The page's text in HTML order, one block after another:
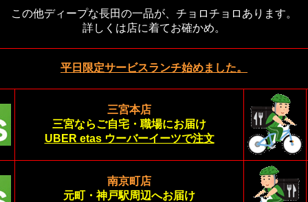
この他ディープな長田の一品が、チョロチョロあります。
詳しくは店に着てお確かめ。
平日限定サービスランチ始めました。
三宮本店
三宮ならご自宅・職場にお届け
UBER etas ウーバーイーツで注文
南京町店
元町・神戸駅周辺へお届け